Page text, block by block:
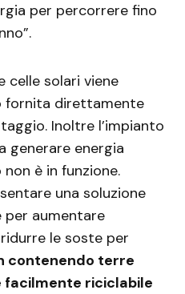
per percorrere fino
celle solari viene
fornita direttamente
Inoltre l’impianto
generare energia
è in funzione.
una soluzione
aumentare
le soste per
contenendo terre
facilmente riciclabile